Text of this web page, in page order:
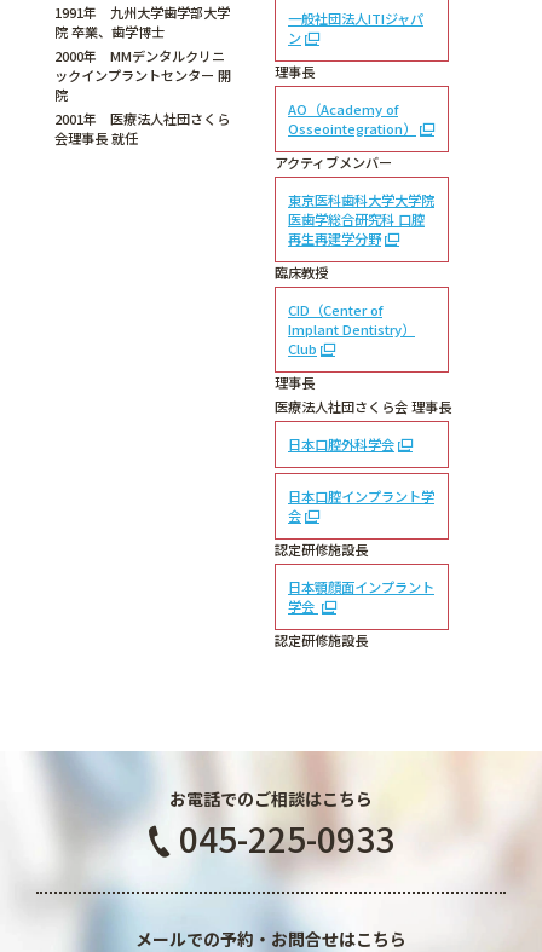
1991年 九州大学歯学部大学
院 卒業、歯学博士
2000年 MMデンタルクリニ
ックインプラントセンター 開
院
2001年 医療法人社団さくら
会理事長 就任
一般社団法人ITIジャパ
ン
理事長
AO（Academy of
Osseointegration）
アクティブメンバー
東京医科歯科大学大学院
医歯学総合研究科 口腔
再生再建学分野
臨床教授
CID（Center of
Implant Dentistry）
Club
理事長
医療法人社団さくら会 理事長
日本口腔外科学会
日本口腔インプラント学
会
認定研修施設長
日本顎顔面インプラント
学会
認定研修施設長
お電話でのご相談はこちら
045-225-0933
メールでの予約・お問合せはこちら